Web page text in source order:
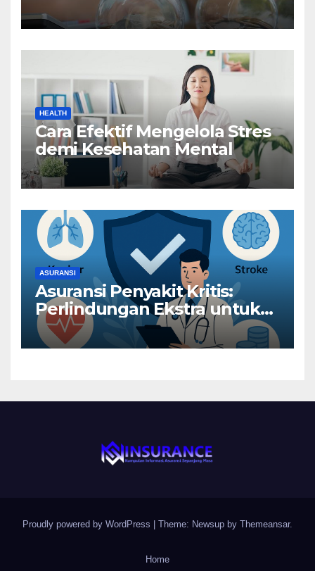
HEALTH
Cara Efektif Mengelola Stres
demi Kesehatan Mental
ASURANSI
Asuransi Penyakit Kritis:
Perlindungan Ekstra untuk
Risiko Besar
Proudly powered by WordPress Theme: Newsup by Themeansar.
Home